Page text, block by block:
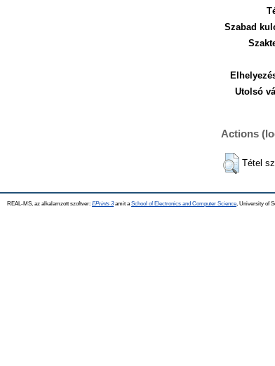
Szabad
Utolsó
Actions
Tétel
REAL-MS, az alkalamzott szoftver: EPrints 3amit a School of Electronics and Computer Science , University of